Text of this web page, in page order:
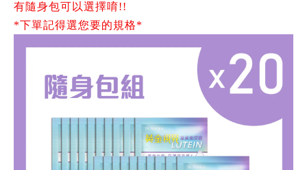
有隨身包可以選擇唷!!
*下單記得選您要的規格*